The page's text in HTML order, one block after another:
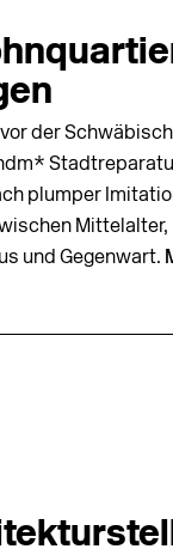
vor der
plumper
Mittelalter,
und Gegenwart.